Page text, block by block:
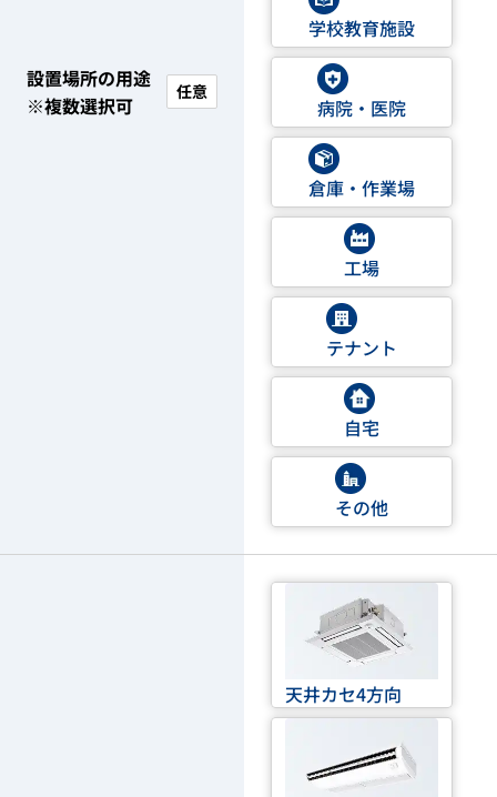
設置場所の用途
※複数選択可
任意
学校教育施設
病院・医院
倉庫・作業場
工場
テナント
自宅
その他
天井カセ4方向